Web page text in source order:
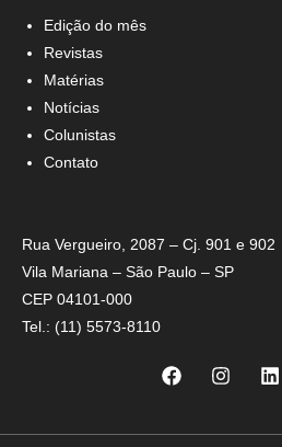
Edição do mês
Revistas
Matérias
Notícias
Colunistas
Contato
Rua Vergueiro, 2087 – Cj. 901 e 902
Vila Mariana – São Paulo – SP
CEP 04101-000
Tel.: (11) 5573-8110